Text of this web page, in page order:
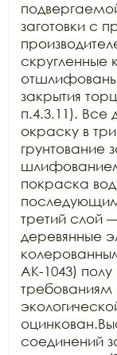
заготовки с
скругленные
закрытия
п.4.3.11). Все
окраску в
грунтование
покраска
третий слой
деревянные
АК-1043)
соединений